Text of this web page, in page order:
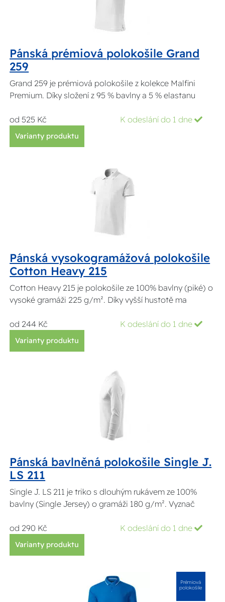
Pánská prémiová polokošile Grand
259
Grand 259 je prémiová polokošile z kolekce Malfini
Premium. Díky složení z 95 % bavlny a 5 % elastanu
od 525 Kč K odeslání do 1 dne
Varianty produktu
Pánská vysokogramážová polokošile
Cotton Heavy 215
Cotton Heavy 215 je polokošile ze 100% bavlny (piké) o
vysoké gramáži 225 g/m². Díky vyšší hustotě ma
od 244 Kč K odeslání do 1 dne
Varianty produktu
Pánská bavlněná polokošile Single J.
LS 211
Single J. LS 211 je triko s dlouhým rukávem ze 100%
bavlny (Single Jersey) o gramáži 180 g/m². Vyznač
od 290 Kč K odeslání do 1 dne
Varianty produktu
Prémiová
polokošile